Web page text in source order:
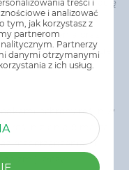
dotyczące produktu.
zagrożenia oraz
w etykiecie.
ochrony roślin w
roślin z dnia 8 marca
rozporządzenia nr
zm.), złożyć
treści i
i analizować
tym, jak korzystasz z
partnerom
Partnerzy
danymi otrzymanymi
z ich usług.